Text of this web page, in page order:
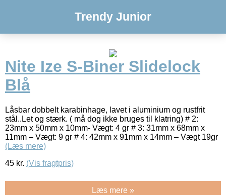
Trendy Junior
Nite Ize S-Biner Slidelock
Blå
Låsbar dobbelt karabinhage, lavet i aluminium og rustfrit
stål..Let og stærk. ( må dog ikke bruges til klatring) # 2:
23mm x 50mm x 10mm- Vægt: 4 gr # 3: 31mm x 68mm x
11mm – Vægt: 9 gr # 4: 42mm x 91mm x 14mm – Vægt 19gr
(Læs mere)
45 kr. (Vis fragtpris)
Læs mere »